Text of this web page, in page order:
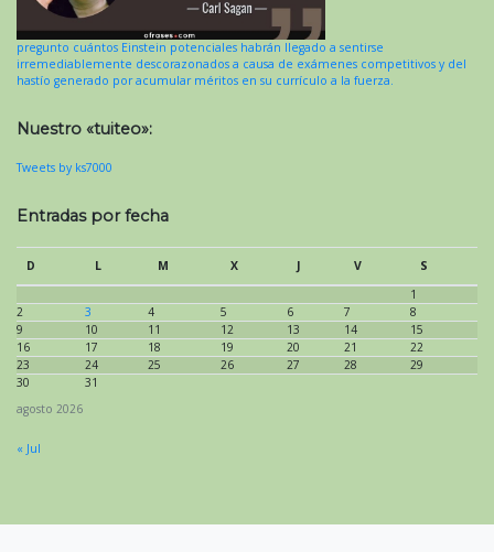
pregunto cuántos Einstein potenciales habrán llegado a sentirse
irremediablemente descorazonados a causa de exámenes competitivos y del
hastío generado por acumular méritos en su currículo a la fuerza.
Nuestro «tuiteo»:
Tweets by ks7000
Entradas por fecha
agosto 2026
D L M X J V
S
1
2
3 4 5 6 7
8
9
10 11 12 13 14
15
16
17 18 19 20 21
22
23
24 25 26 27 28
29
30
31
« Jul